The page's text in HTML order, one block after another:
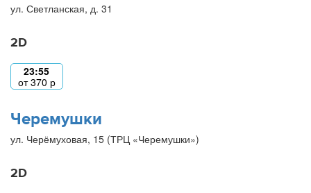
ул. Светланская, д. 31
2D
23:55
от370 р
Черемушки
ул. Черёмуховая, 15 (ТРЦ «Черемушки»)
2D